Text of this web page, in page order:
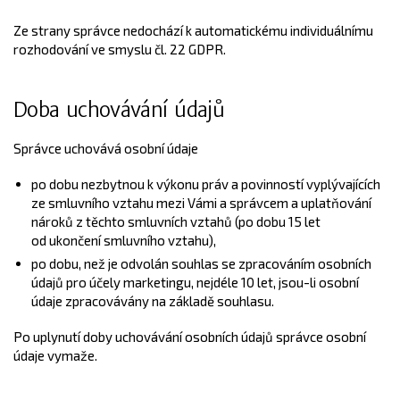
Ze strany správce nedochází k automatickému individuálnímu
rozhodování ve smyslu čl. 22 GDPR.
Doba uchovávání údajů
Správce uchovává osobní údaje
po dobu nezbytnou k výkonu práv a povinností vyplývajících
ze smluvního vztahu mezi Vámi a správcem a uplatňování
nároků z těchto smluvních vztahů (po dobu 15 let
od ukončení smluvního vztahu),
po dobu, než je odvolán souhlas se zpracováním osobních
údajů pro účely marketingu, nejdéle 10 let, jsou-li osobní
údaje zpracovávány na základě souhlasu.
Po uplynutí doby uchovávání osobních údajů správce osobní
údaje vymaže.